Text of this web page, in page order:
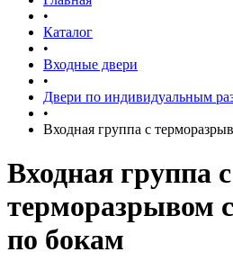
•
Каталог
•
Входные двери
•
Двери по индивидуальным
•
Входная группа с
Входная группа с
терморазрывом
по бокам